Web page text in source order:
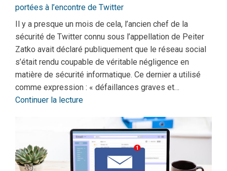
portées à l’encontre de Twitter
Il y a presque un mois de cela, l’ancien chef de la
sécurité de Twitter connu sous l’appellation de Peiter
Zatko avait déclaré publiquement que le réseau social
s’était rendu coupable de véritable négligence en
matière de sécurité informatique. Ce dernier a utilisé
comme expression : « défaillances graves et…
Continuer la lecture